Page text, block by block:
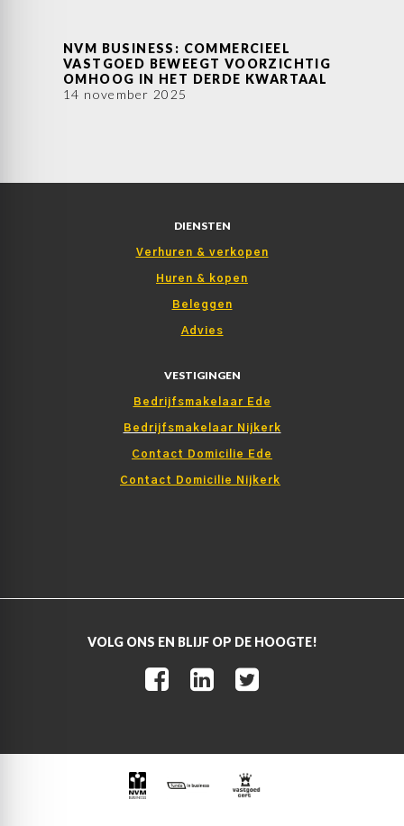
NVM BUSINESS: COMMERCIEEL
VASTGOED BEWEEGT VOORZICHTIG
OMHOOG IN HET DERDE KWARTAAL
14 november 2025
DIENSTEN
Verhuren & verkopen
Huren & kopen
Beleggen
Advies
VESTIGINGEN
Bedrijfsmakelaar Ede
Bedrijfsmakelaar Nijkerk
Contact Domicilie Ede
Contact Domicilie Nijkerk
VOLG ONS EN BLIJF OP DE HOOGTE!